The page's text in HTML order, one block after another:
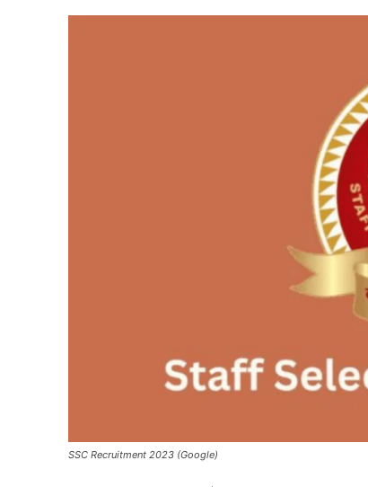
SSC Recruitment 2023 (Google)